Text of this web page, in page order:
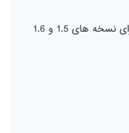
این ماژول پرستا شاپ رایگان بوده و برای نسخه های 1.5 و 1.6